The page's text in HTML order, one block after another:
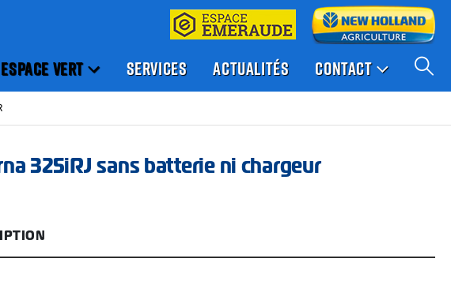
ESPACE VERT SERVICES ACTUALITÉS CONTACT
325iRJ​ sans batterie ni chargeur